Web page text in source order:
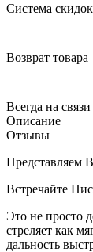
Система скидок
Возврат товара
Всегда на связи
Описание
Отзывы
Представляем
Встречайте
Это не просто
стреляет как
дальность